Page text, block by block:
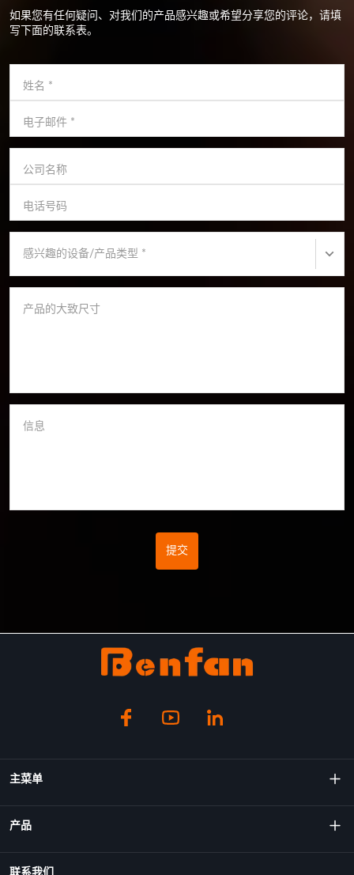
如果您有任何疑问、对我们的产品感兴趣或希望分享您的评论，请填
写下面的联系表。
姓名 *
电子邮件 *
公司名称
电话号码
感兴趣的设备/产品类型 *
产品的大致尺寸
信息
提交
主菜单
关于我们
产品
旋转成型机
联系我们